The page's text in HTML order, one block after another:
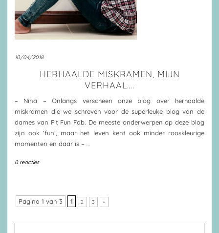
10/04/2018
HERHAALDE MISKRAMEN, MIJN
VERHAAL….
– Nina – Onlangs verscheen onze blog over herhaalde
miskramen die we schreven voor de superleuke blog van de
dames van Fit Fun Fab. De meeste onderwerpen op deze blog
zijn ook ‘fun’, maar het leven kent ook minder rooskleurige
momenten en daar is –
0 reacties
Pagina 1 van 3 1 2 3 »